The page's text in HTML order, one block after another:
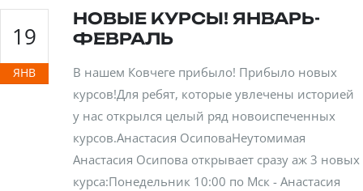
19
ЯНВ
НОВЫЕ КУРСЫ! ЯНВАРЬ-
ФЕВРАЛЬ
В нашем Ковчеге прибыло! Прибыло новых
курсов!Для ребят, которые увлечены историей
у нас открылся целый ряд новоиспеченных
курсов.Анастасия ОсиповаНеутомимая
Анастасия Осипова открывает сразу аж 3 новых
курса:Понедельник 10:00 по Мск - Анастасия